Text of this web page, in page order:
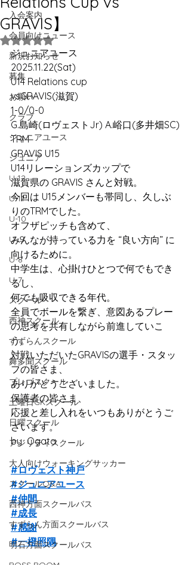
入会案内
会員向けニュース
新規お知らせ
募集
お願い
クラブ
ジュニアユース
ジュニア
U-12
U-11
U-10
U-９
U-8
U-7
スクール
西神スクール
すずらんスクール
舞多聞スクール
プレゴスクール
土曜日GKスクール
日曜スクール
アジリティスクール
大人向けウォーキングサッカー
スクールQ&A
西神方面スクールバス
すずらん方面スクールバス
明石方面スクールバス
GRAVIS】
5つ星のうちNaNと評価されています。
ジュニアユース
2025.11.22(Sat)
U14 Relations cup
vsGRAVIS(滋賀)
1-0/0-0
G.島崎(ロヴェストJr) A.峪口(多井畑SC)
TRM
GRAVIS U15
U14リレーションズカップで
滋賀県の GRAVIS さんと対戦。
今回は U15メンバーも帯同し、久しぶ
りのTRMでした。
オフザピッチも含めて、
みんなが持っている力を “良い方向” に
向けるために。
中学生は、心掛けひとつで何でもでき
るし、
何でも吸収できる年代。
全員でボールを繋ぎ、意図あるプレー
の思考を共有しながら前進していこ
う。
対戦いただいたGRAVISの選手・スタッ
フの皆さま、
ありがとうございました。
保護者の皆さま、
応援と差し入れをいつもありがとうご
ざいます。
by  Ogata
#ロヴェスト神戸
#ジュニアユース
#仲間
#成長
#感謝
#一橙照隅